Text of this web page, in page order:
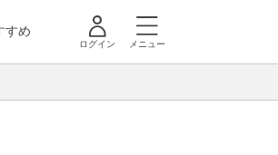
すめ
ログイン メニュー